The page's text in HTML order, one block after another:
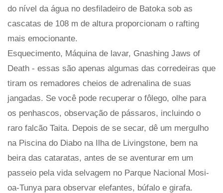
do nível da água no desfiladeiro de Batoka sob as
cascatas de 108 m de altura proporcionam o rafting
mais emocionante.
Esquecimento, Máquina de lavar, Gnashing Jaws of
Death - essas são apenas algumas das corredeiras que
tiram os remadores cheios de adrenalina de suas
jangadas. Se você pode recuperar o fôlego, olhe para
os penhascos, observação de pássaros, incluindo o
raro falcão Taita. Depois de se secar, dê um mergulho
na Piscina do Diabo na Ilha de Livingstone, bem na
beira das cataratas, antes de se aventurar em um
passeio pela vida selvagem no Parque Nacional Mosi-
oa-Tunya para observar elefantes, búfalo e girafa.